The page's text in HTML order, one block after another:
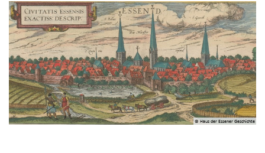
© Haus der Essener Geschichte